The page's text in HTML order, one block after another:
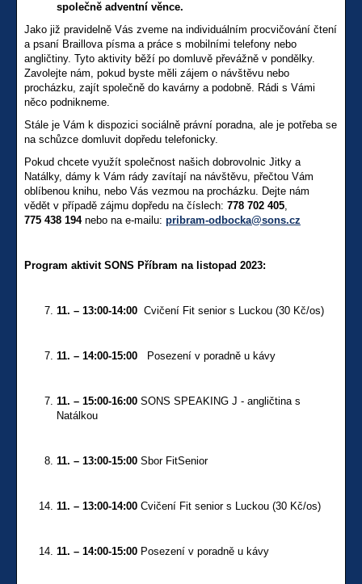
společně adventní věnce.
Jako již pravidelně Vás zveme na individuálním procvičování čtení
a psaní Braillova písma a práce s mobilními telefony nebo
angličtiny. Tyto aktivity běží po domluvě převážně v pondělky.
Zavolejte nám, pokud byste měli zájem o návštěvu nebo
procházku, zajít společně do kavárny a podobně. Rádi s Vámi
něco podnikneme.
Stále je Vám k dispozici sociálně právní poradna, ale je potřeba se
na schůzce domluvit dopředu telefonicky.
Pokud chcete využít společnost našich dobrovolnic Jitky a
Natálky, dámy k Vám rády zavítají na návštěvu, přečtou Vám
oblíbenou knihu, nebo Vás vezmou na procházku. Dejte nám
vědět v případě zájmu dopředu na číslech: 778 702 405,
775 438 194nebo na e-mailu: pribram-odbocka@sons.cz
Program aktivit SONS Příbram na listopad 2023:
11. – 13:00-14:00 Cvičení Fit senior s Luckou (30 Kč/os)
11. – 14:00-15:00 Posezení v poradně u kávy
11. – 15:00-16:00 SONS SPEAKING J - angličtina s
Natálkou
11. – 13:00-15:00 Sbor FitSenior
11. – 13:00-14:00 Cvičení Fit senior s Luckou (30 Kč/os)
11. – 14:00-15:00 Posezení v poradně u kávy